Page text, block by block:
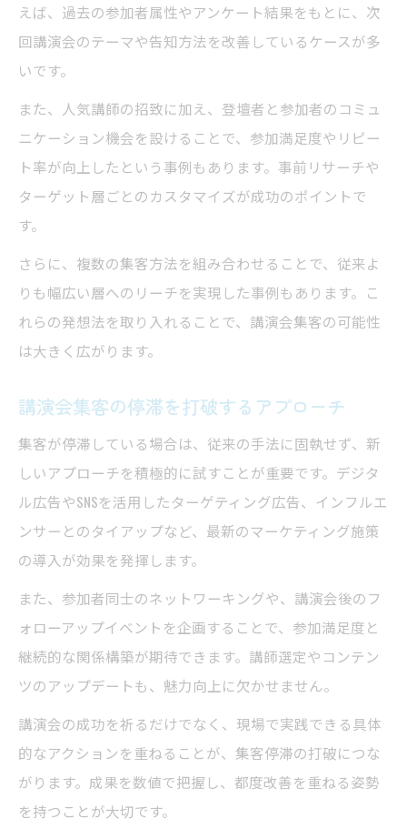
えば、過去の参加者属性やアンケート結果をもとに、次
回講演会のテーマや告知方法を改善しているケースが多
いです。
また、人気講師の招致に加え、登壇者と参加者のコミュ
ニケーション機会を設けることで、参加満足度やリピー
ト率が向上したという事例もあります。事前リサーチや
ターゲット層ごとのカスタマイズが成功のポイントで
す。
さらに、複数の集客方法を組み合わせることで、従来よ
りも幅広い層へのリーチを実現した事例もあります。こ
れらの発想法を取り入れることで、講演会集客の可能性
は大きく広がります。
講演会集客の停滞を打破するアプローチ
集客が停滞している場合は、従来の手法に固執せず、新
しいアプローチを積極的に試すことが重要です。デジタ
ル広告やSNSを活用したターゲティング広告、インフルエ
ンサーとのタイアップなど、最新のマーケティング施策
の導入が効果を発揮します。
また、参加者同士のネットワーキングや、講演会後のフ
ォローアップイベントを企画することで、参加満足度と
継続的な関係構築が期待できます。講師選定やコンテン
ツのアップデートも、魅力向上に欠かせません。
講演会の成功を祈るだけでなく、現場で実践できる具体
的なアクションを重ねることが、集客停滞の打破につな
がります。成果を数値で把握し、都度改善を重ねる姿勢
を持つことが大切です。